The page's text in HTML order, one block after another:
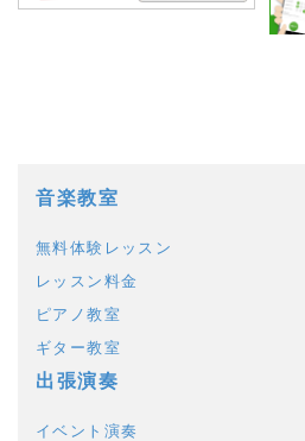
音楽教室
無料体験レッスン
レッスン料金
ピアノ教室
ギター教室
出張演奏
イベント演奏